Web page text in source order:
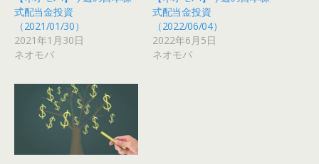
式配当金投資
（2021/01/30）
2021年1月30日
ネオモバ
式配当金投資
（2022/06/04）
2022年6月5日
ネオモバ